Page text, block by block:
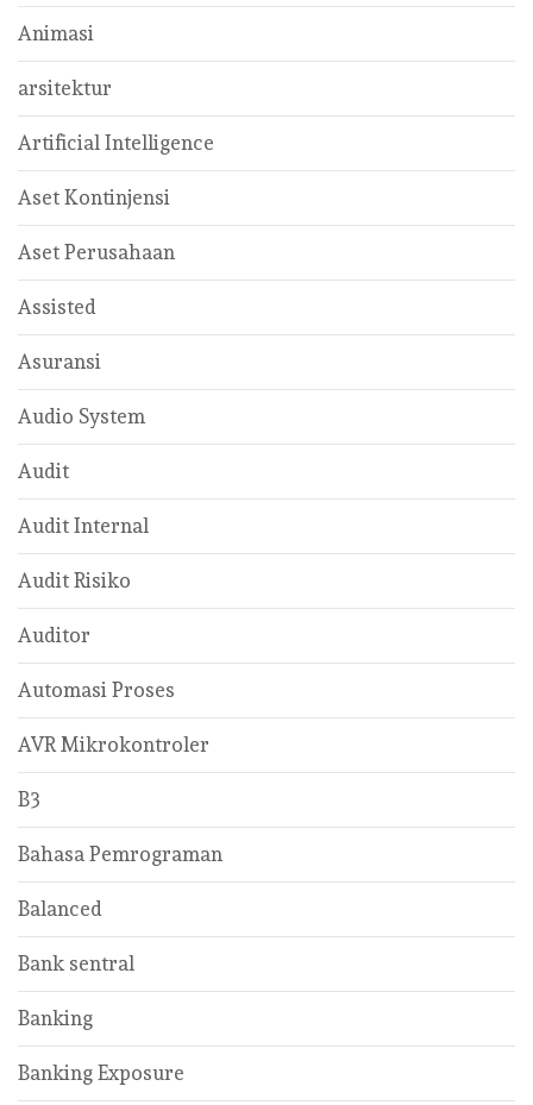
Animasi
arsitektur
Artificial Intelligence
Aset Kontinjensi
Aset Perusahaan
Assisted
Asuransi
Audio System
Audit
Audit Internal
Audit Risiko
Auditor
Automasi Proses
AVR Mikrokontroler
B3
Bahasa Pemrograman
Balanced
Bank sentral
Banking
Banking Exposure